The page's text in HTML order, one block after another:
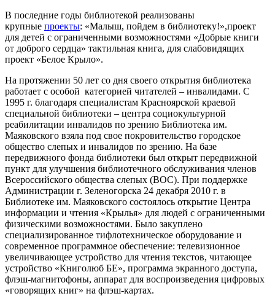
В последние годы библиотекой реализованы
крупные проекты: «Малыш, пойдем в библиотеку!»,проект
для детей с ограниченными возможностями «Добрые книги
от доброго сердца» тактильная книга, для слабовидящих
проект «Белое Крыло».
На протяжении 50 лет со дня своего открытия библиотека
работает с особой категорией читателей – инвалидами. С
1995 г. благодаря специалистам Красноярской краевой
специальной библиотеки – центра социокультурной
реабилитации инвалидов по зрению Библиотека им.
Маяковского взяла под свое покровительство городское
общество слепых и инвалидов по зрению. На базе
передвижного фонда библиотеки был открыт передвижной
пункт для улучшения библиотечного обслуживания членов
Всероссийского общества слепых (ВОС). При поддержке
Администрации г. Зеленогорска 24 декабря 2010 г. в
Библиотеке им. Маяковского состоялось открытие Центра
информации и чтения «Крылья» для людей с ограниченными
физическими возможностями. Было закуплено
специализированное тифлотехническое оборудование и
современное программное обеспечение: телевизионное
увеличивающее устройство для чтения текстов, читающее
устройство «Книголюб БЕ», программа экранного доступа,
флэш-магнитофоны, аппарат для воспроизведения цифровых
«говорящих книг» на флэш-картах.